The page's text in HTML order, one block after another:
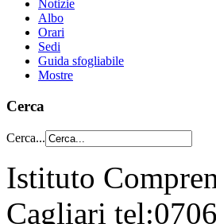
Notizie
Albo
Orari
Sedi
Guida sfogliabile
Mostre
Cerca
Cerca...
Istituto
Cagliari